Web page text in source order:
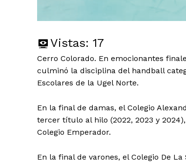
Vistas: 17
Cerro Colorado. En emocionantes
culminó la disciplina del handball
Escolares de la Ugel Norte.
En la final de damas, el Colegio
tercer título al hilo (2022, 2023 y
Colegio Emperador.
En la final de varones, el Colegio De